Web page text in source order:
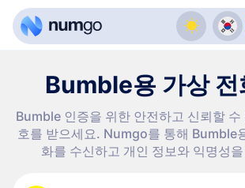
Bumble용 가상 전
Bumble 인증을 위한 안전하고 신뢰할 수
호를 받으세요. Numgo를 통해 Bumble
화를 수신하고 개인 정보와 익명성